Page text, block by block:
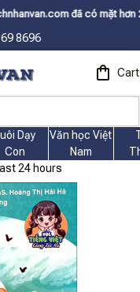
đã có mặt hơn 200 quốc
8696
Cart
Dạy
Con
Văn học Việt
Nam
24 hours